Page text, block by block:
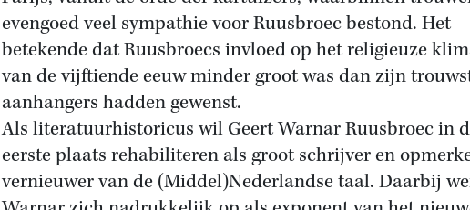
evengoed veel sympathie voor Ruusbroec bestond. Het
betekende dat Ruusbroecs invloed op het religieuze
van de vijftiende eeuw minder groot was dan zijn
aanhangers hadden gewenst.
Als literatuurhistoricus wil Geert Warnar Ruusbroec in
eerste plaats rehabiliteren als groot schrijver en
vernieuwer van de (Middel)Nederlandse taal. Daarbij